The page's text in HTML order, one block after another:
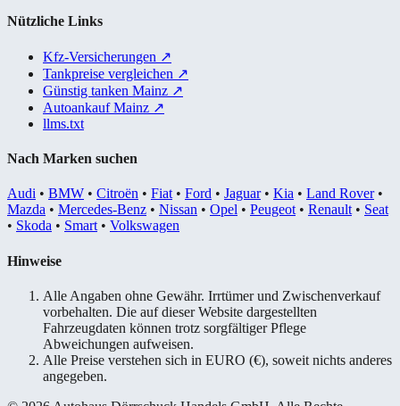
Nützliche Links
Kfz-Versicherungen ↗
Tankpreise vergleichen ↗
Günstig tanken Mainz ↗
Autoankauf Mainz ↗
llms.txt
Nach Marken suchen
Audi • BMW • Citroën • Fiat• Ford • Jaguar• Kia • Land Rover•
Mazda • Mercedes-Benz • Nissan • Opel • Peugeot• Renault• Seat
• Skoda • Smart• Volkswagen
Hinweise
Alle Angaben ohne Gewähr. Irrtümer und Zwischenverkauf
vorbehalten. Die auf dieser Website dargestellten
Fahrzeugdaten können trotz sorgfältiger Pflege
Abweichungen aufweisen.
Alle Preise verstehen sich in EURO (€), soweit nichts anderes
angegeben.